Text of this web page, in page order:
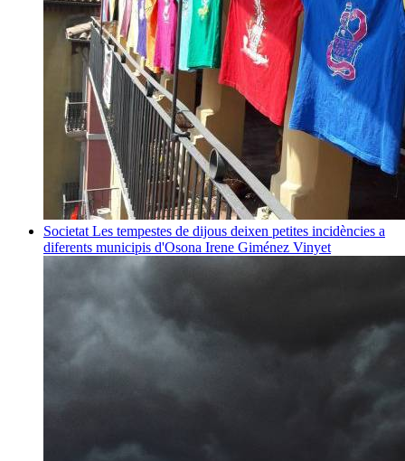
Societat Les tempestes de dijous deixen petites incidències a
diferents municipis d'Osona Irene Giménez Vinyet